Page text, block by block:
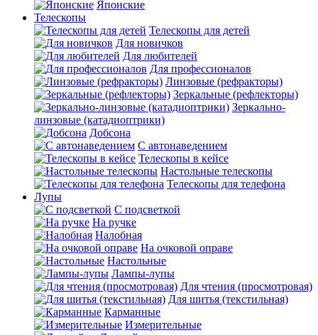
Японские
Телескопы
Телескопы для детей
Для новичков
Для любителей
Для профессионалов
Линзовые (рефракторы)
Зеркальные (рефлекторы)
Зеркально-
линзовые (катадиоптрики)
Добсона
С автонаведением
Телескопы в кейсе
Настольные телескопы
Телескопы для телефона
Лупы
С подсветкой
На ручке
Налобная
На очковой оправе
Настольные
Лампы-лупы
Для чтения (просмотровая)
Для шитья (текстильная)
Карманные
Измерительные